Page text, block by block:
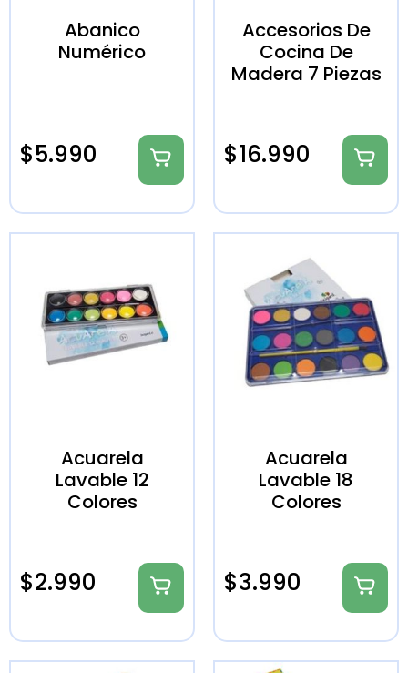
Abanico
Numérico
$5.990
Accesorios De
Cocina De
Madera 7 Piezas
$16.990
Acuarela
Lavable 12
Colores
$2.990
Acuarela
Lavable 18
Colores
$3.990